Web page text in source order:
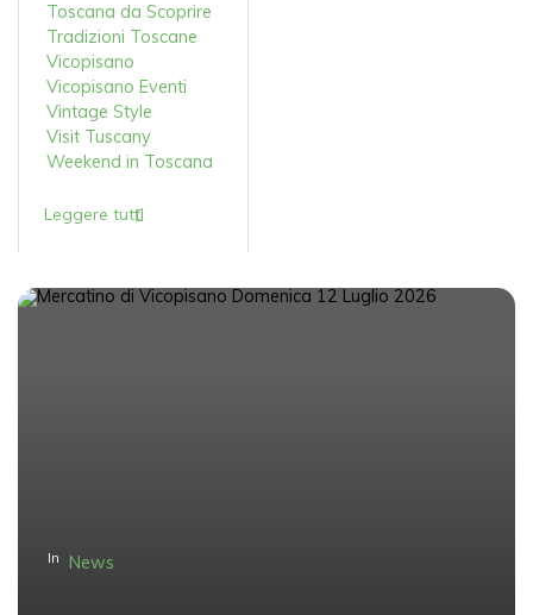
Toscana da Scoprire
Tradizioni Toscane
Vicopisano
Vicopisano Eventi
Vintage Style
Visit Tuscany
Weekend in Toscana
Leggere tutti
In News